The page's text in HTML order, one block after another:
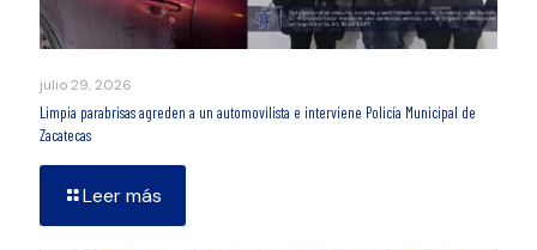
julio 29, 2026
Limpia parabrisas agreden a un automovilista e interviene Policía Municipal de
Zacatecas
Leer más